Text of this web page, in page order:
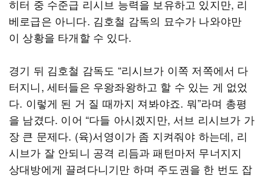
히터 중 수준급 리시브 능력을 보유하고 있지만, 리
베로급은 아니다. 김호철 감독의 묘수가 나와야만
이 상황을 타개할 수 있다.
경기 뒤 김호철 감독도 “리시브가 이쪽 저쪽에서 다
터지니, 세터들은 우왕좌왕하고 할 수 있는 게 없었
다. 이렇게 된 거 질 때까지 져봐야죠. 뭐”라며 총평
을 남겼다. 이어 “다들 아시겠지만, 서브 리시브가 가
장 큰 문제다. (육)서영이가 좀 지켜줘야 하는데, 리
시브가 잘 안되니 공격 리듬과 패턴마저 무너지지
상대방에게 끌려다니기만 하며 주도권을 한 번도 잡